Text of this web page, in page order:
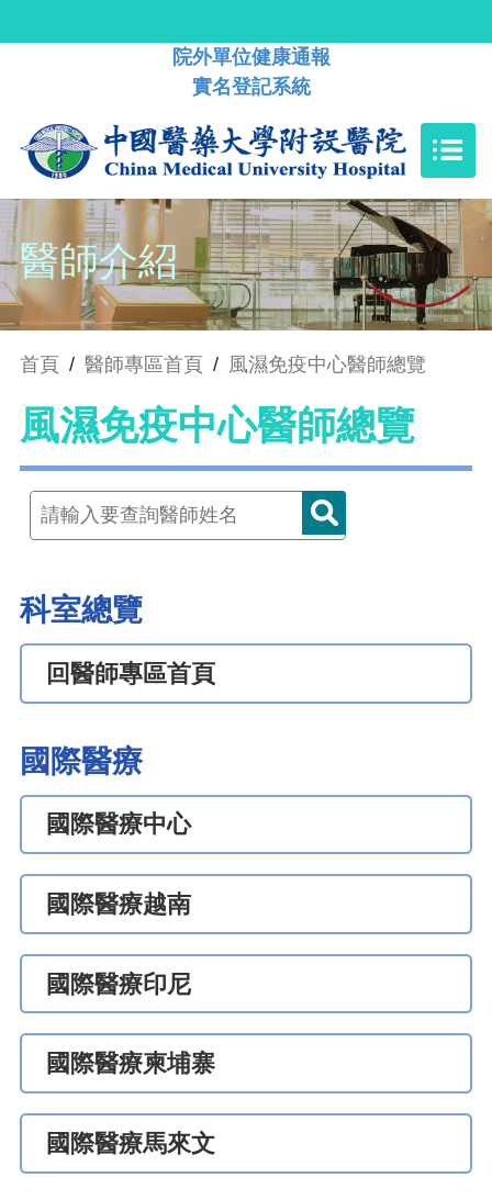
院外單位健康通報
實名登記系統
醫師介紹
首頁 / 醫師專區首頁 / 風濕免疫中心醫師總覽
風濕免疫中心醫師總覽
科室總覽
回醫師專區首頁
國際醫療
國際醫療中心
國際醫療越南
國際醫療印尼
國際醫療柬埔寨
國際醫療馬來文